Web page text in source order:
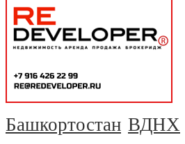
Башкортостан ВДНХ